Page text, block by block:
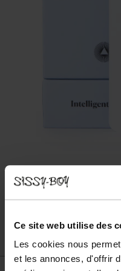
Ce site web utilise des
Les cookies nous
et les annonces, d'offrir